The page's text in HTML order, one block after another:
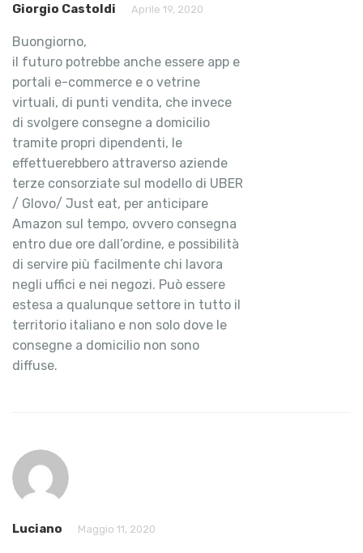
Giorgio Castoldi Aprile 19, 2020
Buongiorno,
il futuro potrebbe anche essere app e
portali e-commerce e o vetrine
virtuali, di punti vendita, che invece
di svolgere consegne a domicilio
tramite propri dipendenti, le
effettuerebbero attraverso aziende
terze consorziate sul modello di UBER
/ Glovo/ Just eat, per anticipare
Amazon sul tempo, ovvero consegna
entro due ore dall’ordine, e possibilità
di servire più facilmente chi lavora
negli uffici e nei negozi. Può essere
estesa a qualunque settore in tutto il
territorio italiano e non solo dove le
consegne a domicilio non sono
diffuse.
Luciano Maggio 11, 2020